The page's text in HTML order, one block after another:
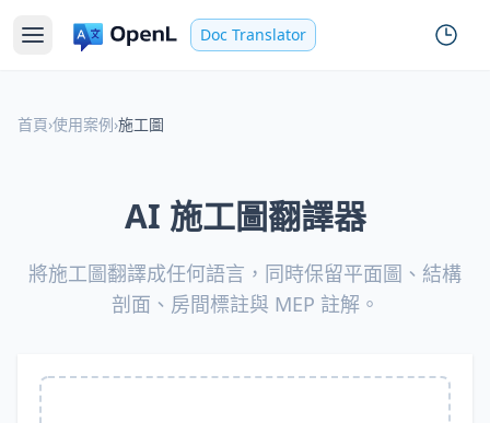
Doc Translator
首頁›使用案例›施工圖
AI 施工圖翻譯器
將施工圖翻譯成任何語言，同時保留平面圖、結構
剖面、房間標註與 MEP 註解。